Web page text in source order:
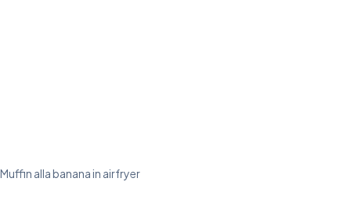
Muffin alla banana in airfryer